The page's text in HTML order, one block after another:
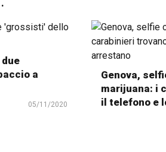
a
05/11/2020
Genova,
marijuana: i
il telefono e